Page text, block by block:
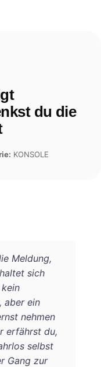
du die
KONSOLE
Meldung,
sich
aber ein
nehmen
erfährst du,
selbst
Gang zur